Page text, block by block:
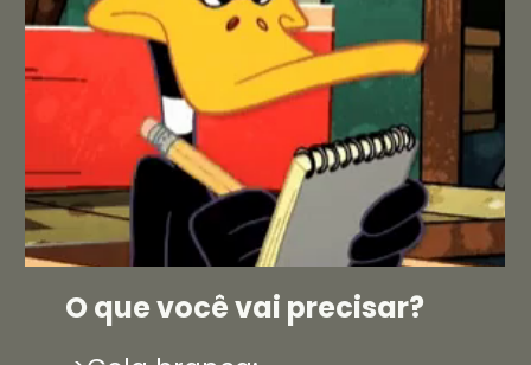
O que você vai precisar?